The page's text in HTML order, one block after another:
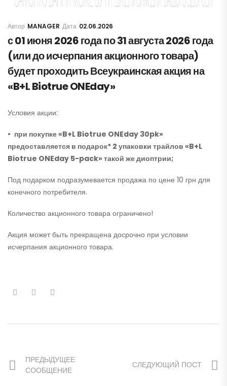
MANAGER 02.06.2026
с 01 июня 2026 года по 31 августа 2026 года
(или до исчерпания акционного товара)
будет проходить Всеукраинская акция на
«B+L Biotrue ONEday»
Условия акции:
• при покупке «B+L Biotrue ONEday 30pk»
предоставляется в подарок* 2 упаковки трайлов «B+L
Biotrue ONEday 5-pack» такой же диоптрии;
Под подарком подразумевается продажа по цене 10 грн для
конечного потребителя.
Количество акционного товара ограничено!
Акция может быть прекращена досрочно при условии
исчерпания акционного товара.
ПРЕДЫДУЩЕЕ
СООБЩЕНИЕ
СЛЕДУЮЩИЙ ПОСТ